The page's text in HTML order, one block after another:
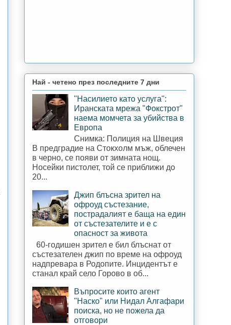
Най - четено през последните 7 дни
"Насилието като услуга":
Иранската мрежа "Фокстрот"
наема момчета за убийства в
Европа
Снимка: Полиция на Швеция
В предградие на Стокхолм мъж, облечен
в черно, се появи от зимната нощ.
Носейки пистолет, той се приближи до
20...
Джип блъсна зрител на
офроуд състезание,
пострадалият е баща на един
от състезателите и е с
опасност за живота
60-годишен зрител е бил блъснат от
състезателен джип по време на офроуд
надпревара в Родопите. Инцидентът е
станал край село Горово в об...
Въпросите които агент
"Наско" или Нидал Алгафари
поиска, но не пожела да
отговори